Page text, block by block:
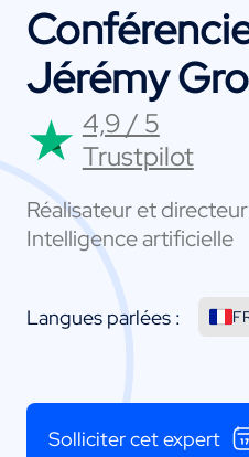
Jérémy
4,9 / 5
Trustpilot
Réalisateur et
Intelligence artificielle
Langues parlées :
Solliciter cet expert